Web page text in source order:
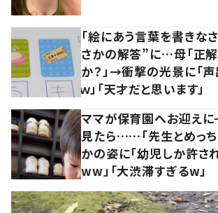
「絵にあう言葉を書きな
さかの解答”に…母「正解
か？」→衝撃の光景に「
ｗ」「天才だと思います」
ママが保育園へお迎え
見たら……「先生とめっち
かの姿に「幼児しか許さ
ww」「大渋滞すぎるw」